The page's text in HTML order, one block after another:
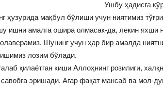
Ушбу ҳадисга
ҳузурида мақбул бўлиши учун ниятимиз
ишни амалга ошира олмасак-да, лекин яхши
Шунинг учун ҳар бир амалда
лозим бўлади.
қилаётган киши Аллоҳнинг розилиги,
эришади. Агар фақат мансаб ва мол-